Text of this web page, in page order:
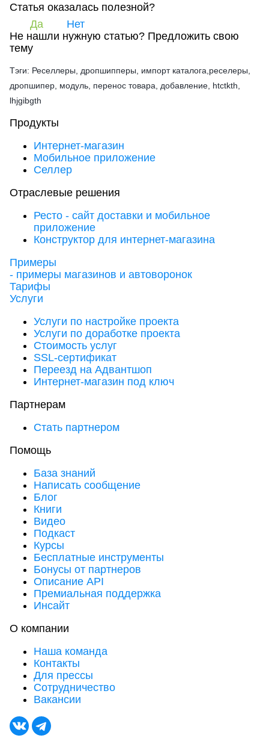
Статья оказалась полезной?
Да
Нет
Не нашли нужную статью? Предложить свою
тему
Тэги: Реселлеры, дропшипперы, импорт каталога,реселеры,
дропшипер, модуль, перенос товара, добавление, htctkth,
lhjgibgth
Продукты
Интернет-магазин
Мобильное приложение
Селлер
Отраслевые решения
Ресто - сайт доставки и мобильное
приложение
Конструктор для интернет-магазина
Примеры
- примеры магазинов и автоворонок
Тарифы
Услуги
Услуги по настройке проекта
Услуги по доработке проекта
Стоимость услуг
SSL-сертификат
Переезд на Адвантшоп
Интернет-магазин под ключ
Партнерам
Стать партнером
Помощь
База знаний
Написать сообщение
Блог
Книги
Видео
Подкаст
Курсы
Бесплатные инструменты
Бонусы от партнеров
Описание API
Премиальная поддержка
Инсайт
О компании
Наша команда
Контакты
Для прессы
Сотрудничество
Вакансии